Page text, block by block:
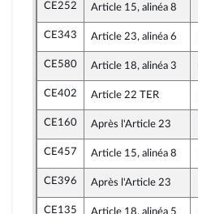
CE252 Article 15, alinéa 8
CE343 Article 23, alinéa 6
CE580 Article 18, alinéa 3
CE402 Article 22 TER
CE160 Après l'Article 23
CE457 Article 15, alinéa 8
CE396 Après l'Article 23
CE135 Article 18, alinéa 5